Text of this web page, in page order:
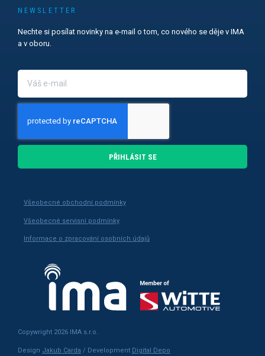
NEWSLETTER
Nechte si posílat novinky na e-mail o tom, co nového se děje v IMA
a v oboru.
PŘIHLÁSIT SE
Copywright 2026 IMA s.r.o.
Design Jakub Carda / Development Digital Depo
Všeobecné obchodní podmínky
Všeobecné servisní podmínky
Informace o zpracování osobních údajů